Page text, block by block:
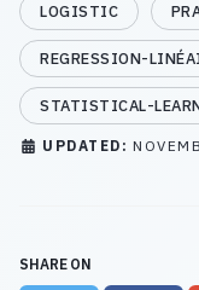
LOGISTIC
REGRESSION-
STATISTICAL-
UPDATED:
SHARE ON